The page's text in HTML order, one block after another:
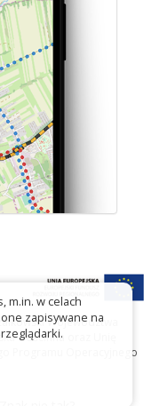
Województwa
Gościnna oraz Unię
Programu Operacyjnego
m.in. w celach
one zapisywane na